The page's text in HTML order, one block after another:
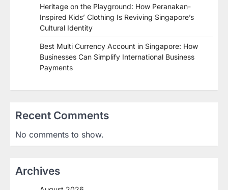
Heritage on the Playground: How Peranakan-
Inspired Kids’ Clothing Is Reviving Singapore’s
Cultural Identity
Best Multi Currency Account in Singapore: How
Businesses Can Simplify International Business
Payments
Recent Comments
No comments to show.
Archives